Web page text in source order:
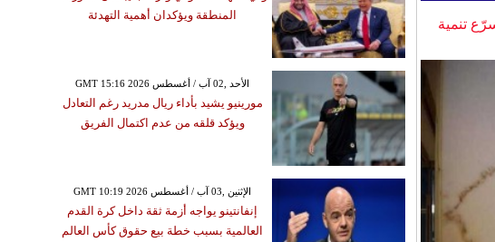
تنمية
المنطقة ويؤكدان أهمية التهدئة
GMT 15:16 2026 الأحد ,02 آب / أغسطس
مورينيو يشيد بأداء ريال مدريد رغم التعادل
ويؤكد قلقه من عدم اكتمال الفريق
GMT 10:19 2026 الإثنين ,03 آب / أغسطس
إنفانتينو يواجه أزمة ثقة داخل كرة القدم
العالمية بسبب خطة بيع حقوق كأس العالم